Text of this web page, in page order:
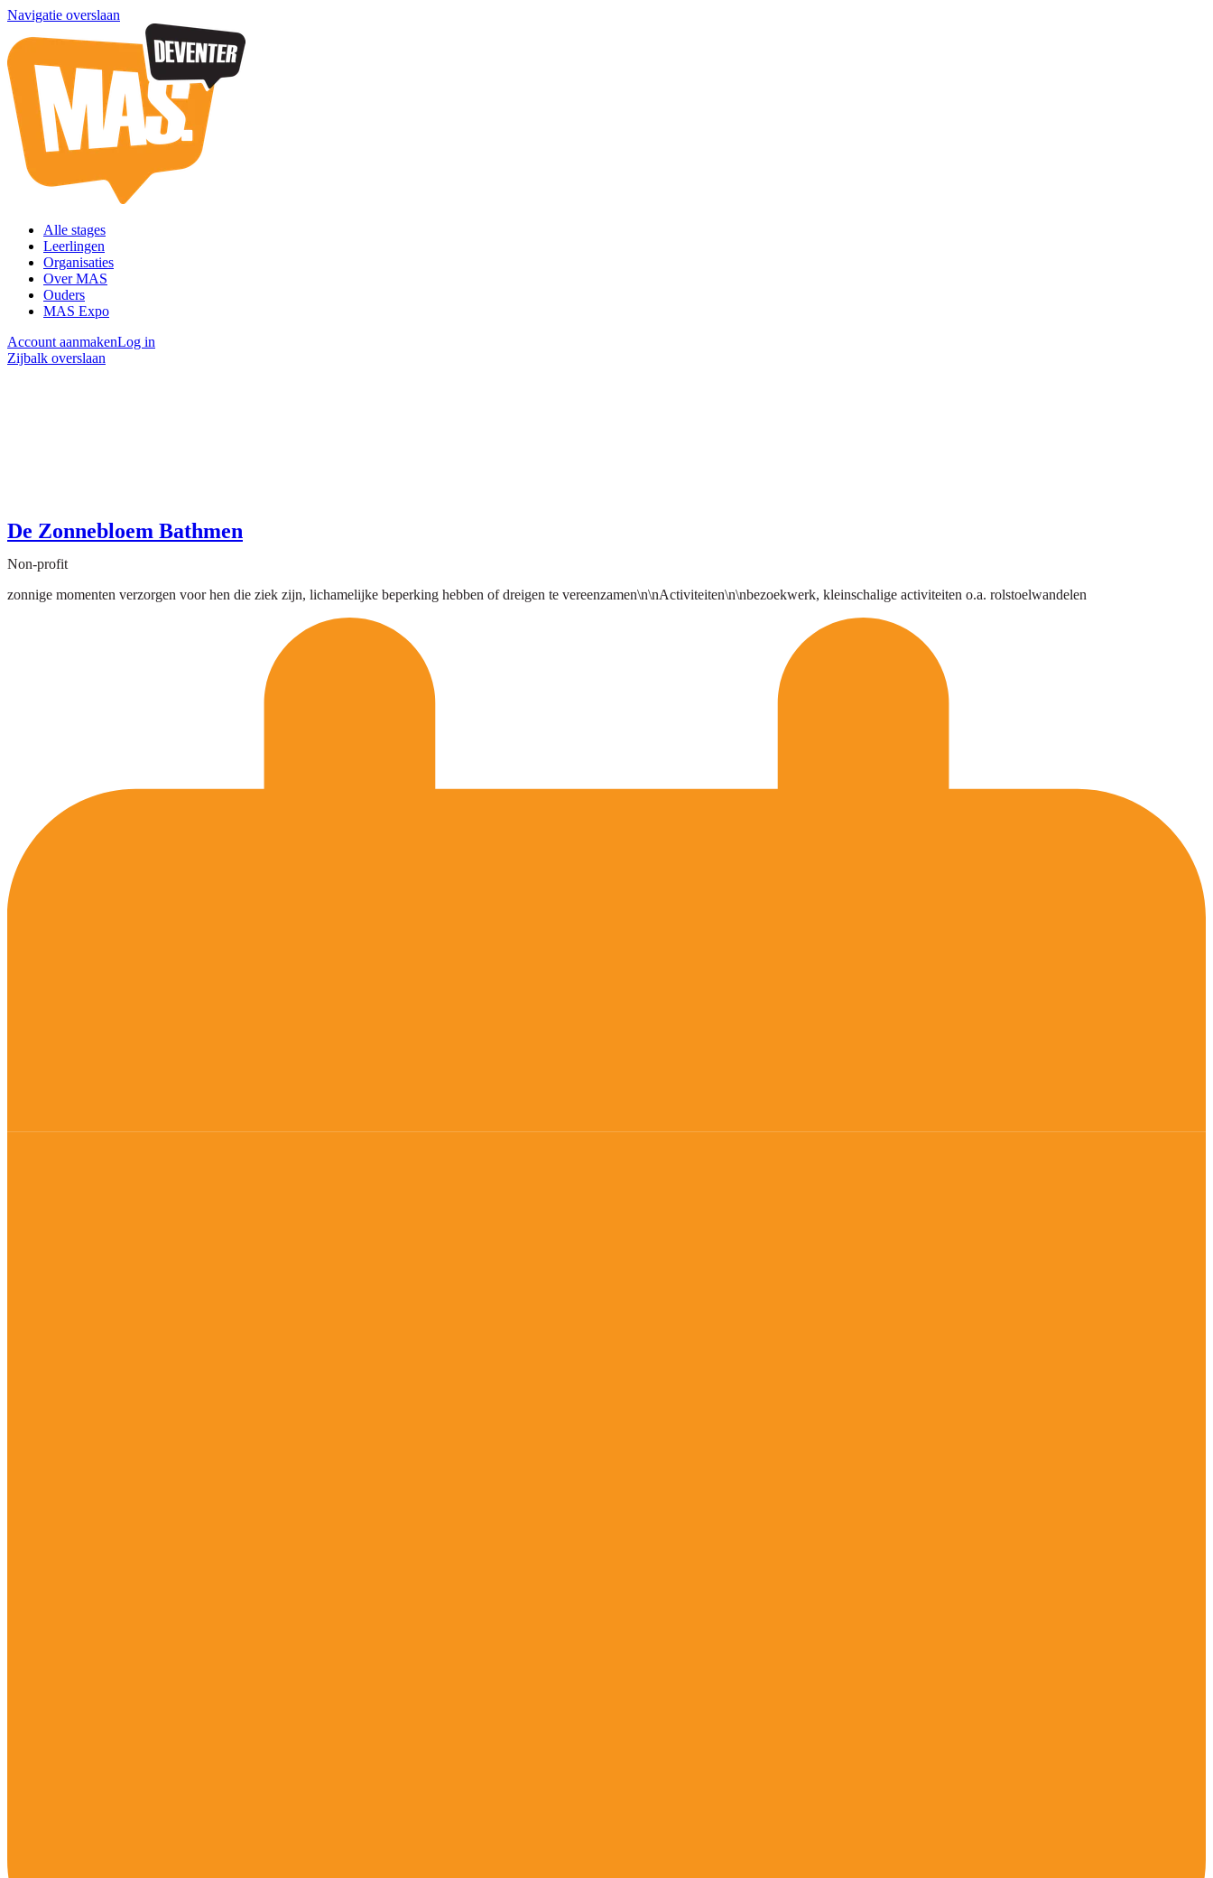
Navigatie overslaan
Alle stages
Leerlingen
Organisaties
Over MAS
Ouders
MAS Expo
Account aanmakenLog in
Zijbalk overslaan
De Zonnebloem Bathmen
Non-profit
zonnige momenten verzorgen voor hen die ziek zijn, lichamelijke beperking hebben of dreigen te vereenzamen\n\nActiviteiten\n\nbezoekwerk, kleinschalige activiteiten o.a. rolstoelwandelen